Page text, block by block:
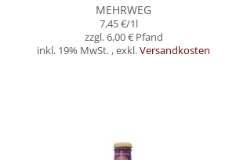
MEHRWEG
7,45 €/1l
6,00 €
inkl. 19% MwSt.,exkl.Versandkosten